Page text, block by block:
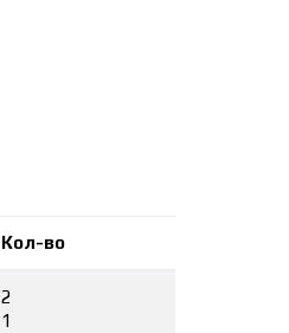
Кол-во
2
1